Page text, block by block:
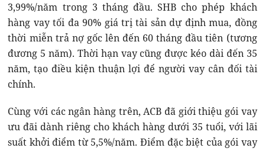
3,99%/năm trong 3 tháng đầu. SHB cho phép khách
hàng vay tối đa 90% giá trị tài sản dự định mua, đồng
thời miễn trả nợ gốc lên đến 60 tháng đầu tiên (tương
đương 5 năm). Thời hạn vay cũng được kéo dài đến 35
năm, tạo điều kiện thuận lợi để người vay cân đối tài
chính.
Cùng với các ngân hàng trên, ACB đã giới thiệu gói vay
ưu đãi dành riêng cho khách hàng dưới 35 tuổi, với lãi
suất khởi điểm từ 5,5%/năm. Điểm đặc biệt của gói vay